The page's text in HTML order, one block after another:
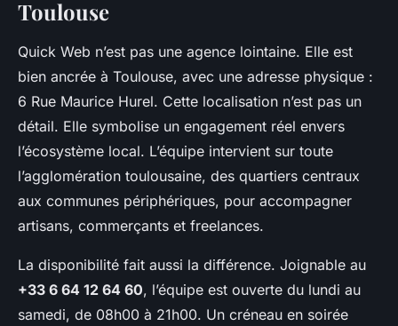
Toulouse
Quick Web n’est pas une agence lointaine. Elle est
bien ancrée à Toulouse, avec une adresse physique :
6 Rue Maurice Hurel. Cette localisation n’est pas un
détail. Elle symbolise un engagement réel envers
l’écosystème local. L’équipe intervient sur toute
l’agglomération toulousaine, des quartiers centraux
aux communes périphériques, pour accompagner
artisans, commerçants et freelances.
La disponibilité fait aussi la différence. Joignable au
+33 6 64 12 64 60, l’équipe est ouverte du lundi au
samedi, de 08h00 à 21h00. Un créneau en soirée